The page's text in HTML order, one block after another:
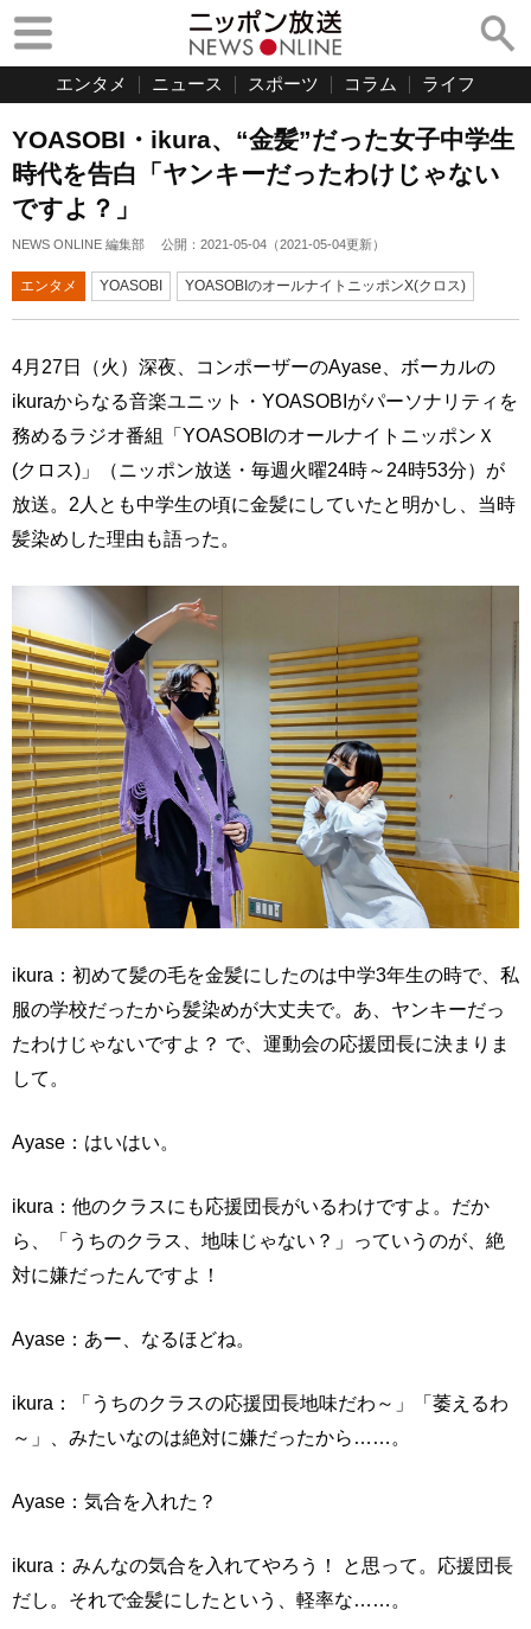
エンタメ ニュース スポーツ コラム ライフ
YOASOBI・ikura、“金髪”だった女子中学生
時代を告白「ヤンキーだったわけじゃない
ですよ？」
NEWS ONLINE 編集部 公開： 2021-05-04 （2021-05-04更新）
エンタメ YOASOBI YOASOBIのオールナイトニッポンX(クロス)
4月27日（火）深夜、コンポーザーのAyase、ボーカルの
ikuraからなる音楽ユニット・YOASOBIがパーソナリティを
務めるラジオ番組「YOASOBIのオールナイトニッポンＸ
(クロス)」（ニッポン放送・毎週火曜24時～24時53分）が
放送。2人とも中学生の頃に金髪にしていたと明かし、当時
髪染めした理由も語った。
ikura：初めて髪の毛を金髪にしたのは中学3年生の時で、私
服の学校だったから髪染めが大丈夫で。あ、ヤンキーだっ
たわけじゃないですよ？ で、運動会の応援団長に決まりま
して。
Ayase：はいはい。
ikura：他のクラスにも応援団長がいるわけですよ。だか
ら、「うちのクラス、地味じゃない？」っていうのが、絶
対に嫌だったんですよ！
Ayase：あー、なるほどね。
ikura：「うちのクラスの応援団長地味だわ～」「萎えるわ
～」、みたいなのは絶対に嫌だったから……。
Ayase：気合を入れた？
ikura：みんなの気合を入れてやろう！ と思って。応援団長
だし。それで金髪にしたという、軽率な……。